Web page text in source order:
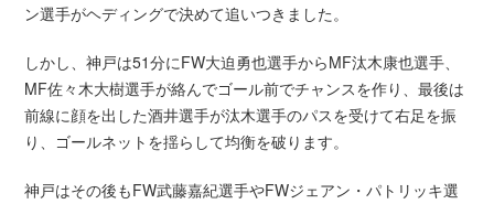
ン選手がヘディングで決めて追いつきました。
しかし、神戸は51分にFW大迫勇也選手からMF汰木康也選手、
MF佐々木大樹選手が絡んでゴール前でチャンスを作り、最後は
前線に顔を出した酒井選手が汰木選手のパスを受けて右足を振
り、ゴールネットを揺らして均衡を破ります。
神戸はその後もFW武藤嘉紀選手やFWジェアン・パトリッキ選